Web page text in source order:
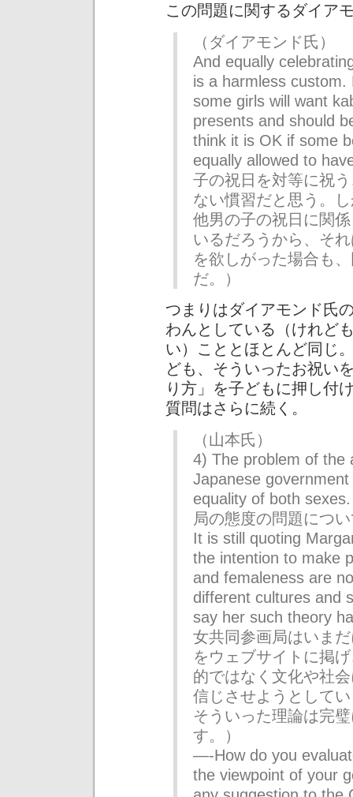
この問題に関するダイア
（ダイアモンド氏）
And equally
is a harmless
some girls will want
presents and should
think it is OK if some
equally allowed to
子の祝日を対等に祝
ない慣習だと思う。
他男の子の祝日に関
いるだろうから、そ
を欲しがった場合も
だ。）
つまりはダイアモンド氏
わんとしている（けれど
い）こととほとんど同じ
ども、そういったお祝い
り方」を子どもに押し付
質問はさらに続く。
（山本氏）
4) The problem of the
Japanese
equality of both
局の態度の問題につ
It is still quoting
the intention to make
and femaleness are
different cultures and
say her such theory
女共同参画局はいま
をウェブサイトに掲
的ではなく文化や社
信じさせようとして
そういった理論は完
す。）
—-How do you
the viewpoint of your